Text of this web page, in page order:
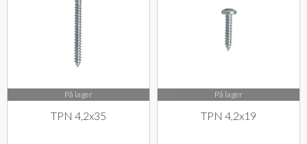
På lager
TPN 4,2x35
På lager
TPN 4,2x19